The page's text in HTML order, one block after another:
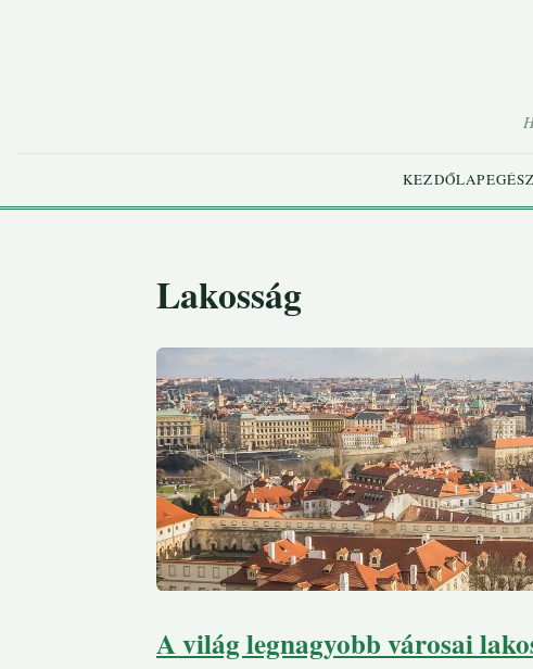
KEZDŐLAP
Lakosság
A világ legnagyobb városai